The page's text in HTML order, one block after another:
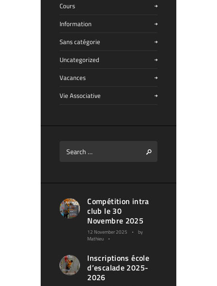
Cours
Information
Sans catégorie
Uncategorized
Vacances
Vie Associative
Compétition intra
club le 30
Novembre 2025
12 November 2025
by
Mathieu
Inscriptions école
d’escalade 2025-
2026